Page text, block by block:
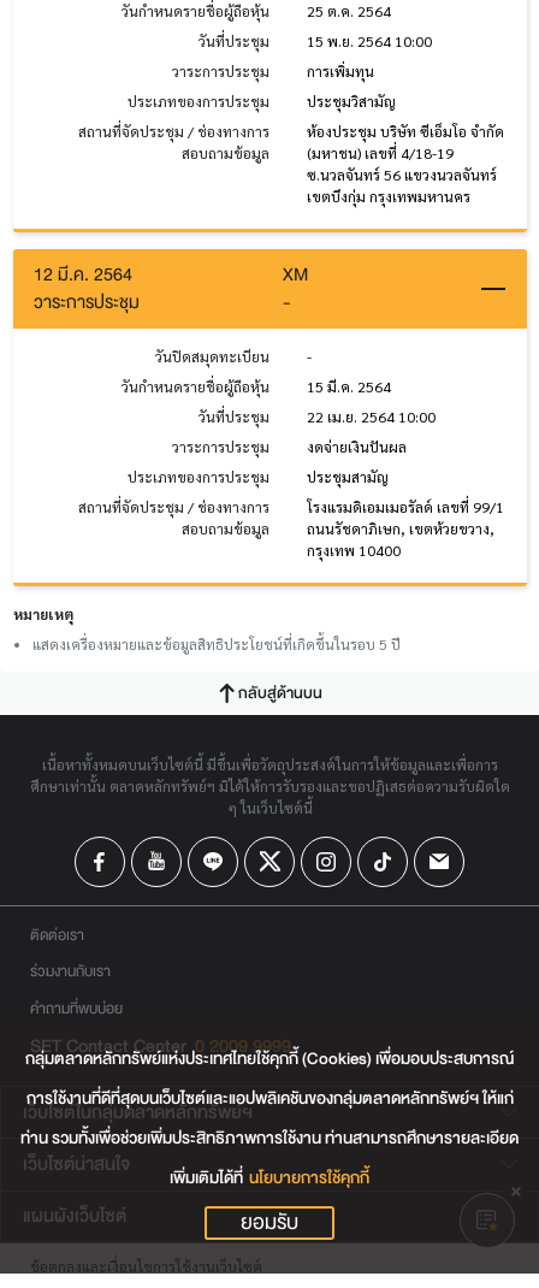
วันกำหนดรายชื่อผู้ถือหุ้น
25 ต.ค. 2564
วันที่ประชุม
15 พ.ย. 2564 10:00
วาระการประชุม
การเพิ่มทุน
ประเภทของการประชุม
ประชุมวิสามัญ
สถานที่จัดประชุม / ช่องทางการ
สอบถามข้อมูล
ห้องประชุม บริษัท ซีเอ็มโอ จำกัด
(มหาชน) เลขที่ 4/18-19
ซ.นวลจันทร์ 56 แขวงนวลจันทร์
เขตบึงกุ่ม กรุงเทพมหานคร
12 มี.ค. 2564
XM
วาระการประชุม
-
วันปิดสมุดทะเบียน
-
วันกำหนดรายชื่อผู้ถือหุ้น
15 มี.ค. 2564
วันที่ประชุม
22 เม.ย. 2564 10:00
วาระการประชุม
งดจ่ายเงินปันผล
ประเภทของการประชุม
ประชุมสามัญ
สถานที่จัดประชุม / ช่องทางการ
สอบถามข้อมูล
โรงแรมดิเอมเมอรัลด์ เลขที่ 99/1
ถนนรัชดาภิเษก, เขตห้วยขวาง,
กรุงเทพ 10400
หมายเหตุ
แสดงเครื่องหมายและข้อมูลสิทธิประโยชน์ที่เกิดขึ้นในรอบ 5 ปี
กลับสู่ด้านบน
เนื้อหาทั้งหมดบนเว็บไซต์นี้ มีขึ้นเพื่อวัตถุประสงค์ในการให้ข้อมูลและเพื่อการ
ศึกษาเท่านั้น ตลาดหลักทรัพย์ฯ มิได้ให้การรับรองและขอปฏิเสธต่อความรับผิดใด
ๆ ในเว็บไซต์นี้
ติดต่อเรา
ร่วมงานกับเรา
คำถามที่พบบ่อย
SET Contact Center 0 2009 9999
เว็บไซต์ในกลุ่มตลาดหลักทรัพย์ฯ
เว็บไซต์น่าสนใจ
แผนผังเว็บไซต์
ข้อตกลงและเงื่อนไขการใช้งานเว็บไซต์
กลุ่มตลาดหลักทรัพย์แห่งประเทศไทยใช้คุกกี้ (Cookies) เพื่อมอบประสบการณ์
การใช้งานที่ดีที่สุดบนเว็บไซต์และแอปพลิเคชันของกลุ่มตลาดหลักทรัพย์ฯ ให้แก่
ท่าน รวมทั้งเพื่อช่วยเพิ่มประสิทธิภาพการใช้งาน ท่านสามารถศึกษารายละเอียด
เพิ่มเติมได้ที่ นโยบายการใช้คุกกี้
ยอมรับ